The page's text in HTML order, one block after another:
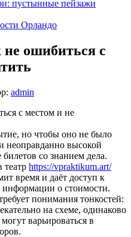
пустынные пейзажи
Орландо
ошибиться с
admin
но чтобы оно не было
неоправданно высокой
со знанием дела.
https://vpraktikum.art/
время и даёт доступ к
информации о стоимости.
понимания тонкостей:
на схеме, одинаково
варьироваться в